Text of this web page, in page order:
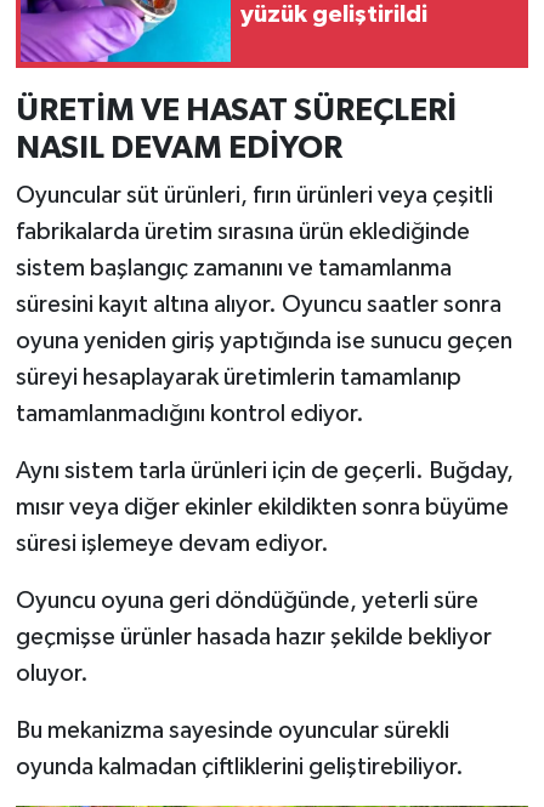
yüzük geliştirildi
ÜRETİM VE HASAT SÜREÇLERİ
NASIL DEVAM EDİYOR
Oyuncular süt ürünleri, fırın ürünleri veya çeşitli
fabrikalarda üretim sırasına ürün eklediğinde
sistem başlangıç zamanını ve tamamlanma
süresini kayıt altına alıyor. Oyuncu saatler sonra
oyuna yeniden giriş yaptığında ise sunucu geçen
süreyi hesaplayarak üretimlerin tamamlanıp
tamamlanmadığını kontrol ediyor.
Aynı sistem tarla ürünleri için de geçerli. Buğday,
mısır veya diğer ekinler ekildikten sonra büyüme
süresi işlemeye devam ediyor.
Oyuncu oyuna geri döndüğünde, yeterli süre
geçmişse ürünler hasada hazır şekilde bekliyor
oluyor.
Bu mekanizma sayesinde oyuncular sürekli
oyunda kalmadan çiftliklerini geliştirebiliyor.
Rüya Tabirleri
Sağlık
Şaphane
Simav
Siyaset
Spor
Tavşanlı
Teknoloji
Türkiye
Video Galeri
Yemek Tarifleri